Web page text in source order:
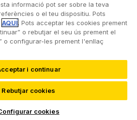
Accesibilitat
de dades
informació pot ser sobre la teva
o el teu dispositiu. Pots
AQUÍ. Pots acceptar les cookies prement
o rebutjar el seu ús prement el
o configurar-les prement l'enllaç
i continuar
Rebutjar cookies
cookies